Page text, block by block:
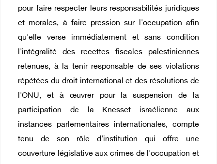
pour faire respecter leurs responsabilités juridiques
et morales, à faire pression sur l'occupation afin
qu'elle verse immédiatement et sans condition
l'intégralité des recettes fiscales palestiniennes
retenues, à la tenir responsable de ses violations
répétées du droit international et des résolutions de
l'ONU, et à œuvrer pour la suspension de la
participation de la Knesset israélienne aux
instances parlementaires internationales, compte
tenu de son rôle d'institution qui offre une
couverture législative aux crimes de l'occupation et